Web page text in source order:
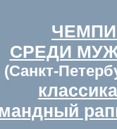
СРЕДИ
(Санкт-
классика